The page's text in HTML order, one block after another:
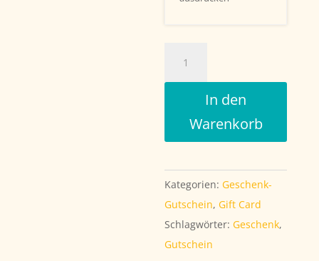
ChristmasIn den
Warenkorb
Kategorien: Geschenk-
Gutschein, Gift Card
Schlagwörter: Geschenk,
Gutschein